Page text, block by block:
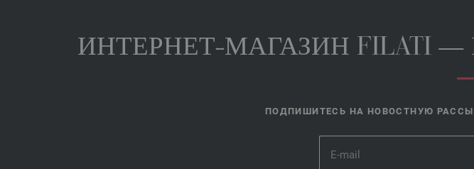
ИНТЕРНЕТ-МАГАЗИН FILATI —
ПОДПИШИТЕСЬ НА НОВОСТНУЮ